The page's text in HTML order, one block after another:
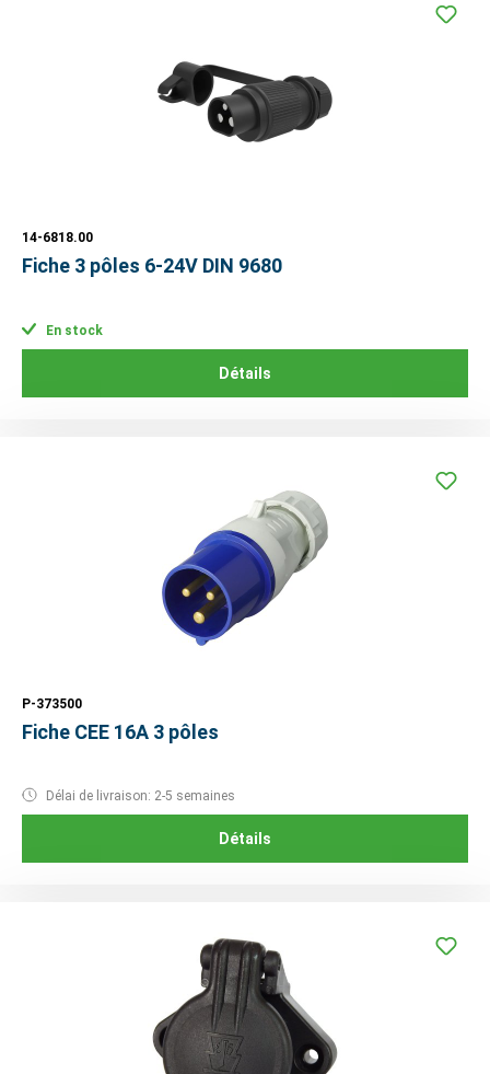
14-6818.00
Fiche 3 pôles 6-24V DIN 9680
En stock
Détails
P-373500
Fiche CEE 16A 3 pôles
Délai de livraison: 2-5 semaines
Détails